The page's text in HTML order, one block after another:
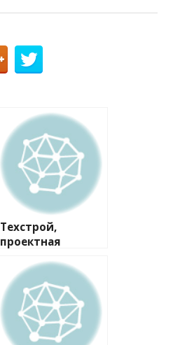
Техстрой,
проектная